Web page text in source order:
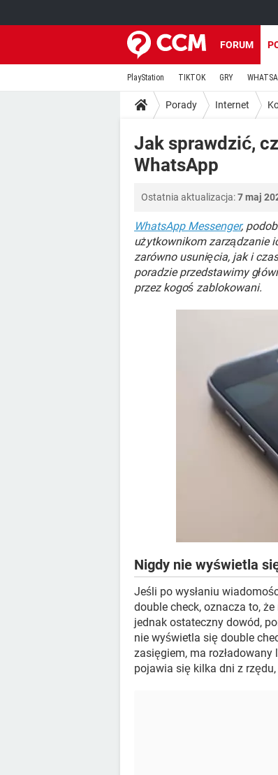
FORUM
PlayStation TIKTOK GRY
Porady Internet
Jak sprawdzić,
WhatsApp
Ostatnia aktualizacja:7 maj
WhatsApp Messenger,
użytkownikom zarządzanie
zarówno usunięcia, jak i
poradzie przedstawimy
przez kogoś zablokowani.
Nigdy nie wyświetla
Jeśli po wysłaniu
double check, oznacza to,
jednak ostateczny dowód,
nie wyświetla się double
zasięgiem, ma
pojawia się kilka dni z